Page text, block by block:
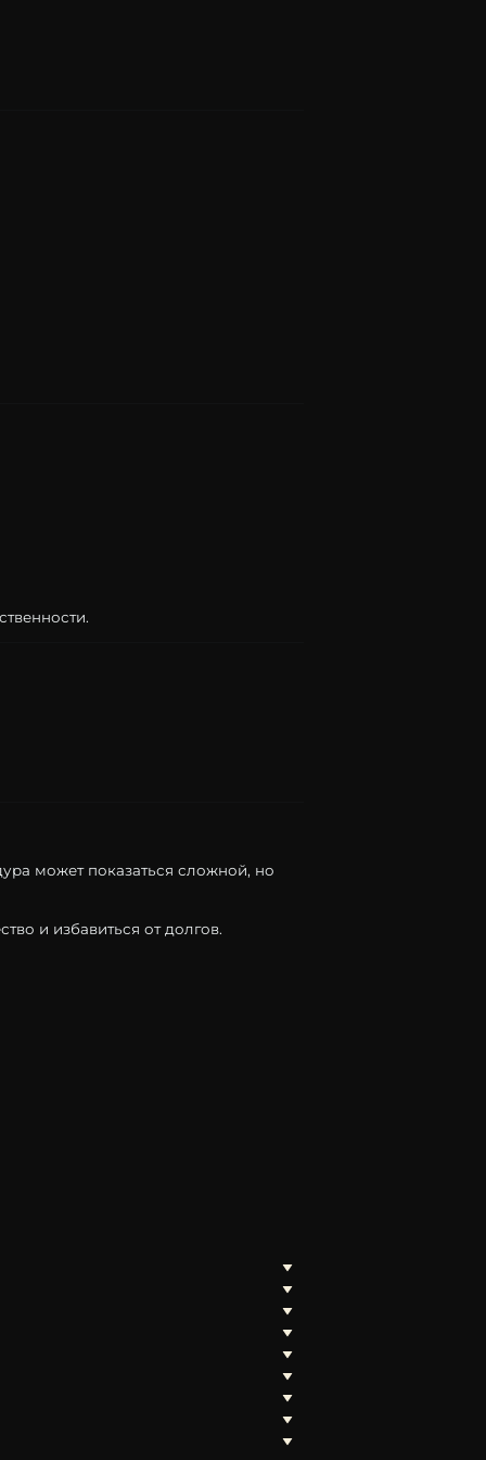
может показаться сложной, но
и избавиться от долгов.